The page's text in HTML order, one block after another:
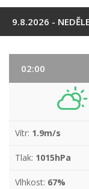
9.8.2026 - NEDĚLE
02:00
Vítr: 1.9m/s
Tlak: 1015hPa
Vlhkost: 67%